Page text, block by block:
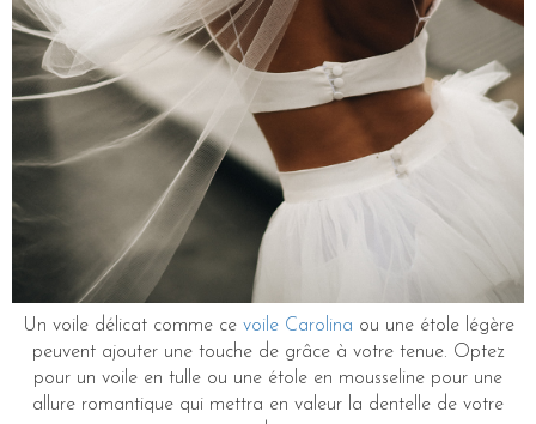
Un voile délicat comme ce voile Carolina ou une étole légère
peuvent ajouter une touche de grâce à votre tenue. Optez
pour un voile en tulle ou une étole en mousseline pour une
allure romantique qui mettra en valeur la dentelle de votre